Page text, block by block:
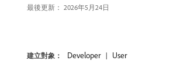
最後更新： 2026年5月24日
建立對象： Developer User